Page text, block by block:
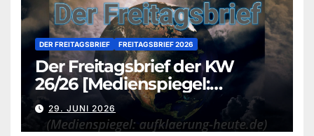
DER FREITAGSBRIEF FREITAGSBRIEF 2026
Der Freitagsbrief der KW
26/26 [Medienspiegel:
aufklaerung-heute.de]
29. JUNI 2026